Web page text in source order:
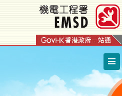
容